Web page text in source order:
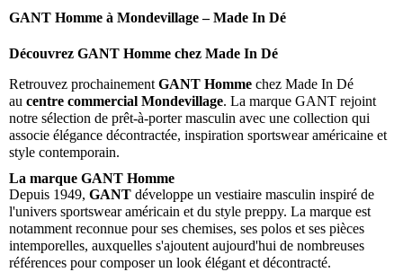
GANT Homme à Mondevillage – Made In Dé
Découvrez GANT Homme chez Made In Dé
Retrouvez prochainement GANT Homme chez Made In Dé
au centre commercial Mondevillage. La marque GANT rejoint
notre sélection de prêt-à-porter masculin avec une collection qui
associe élégance décontractée, inspiration sportswear américaine et
style contemporain.
La marque GANT Homme
Depuis 1949, GANT développe un vestiaire masculin inspiré de
l'univers sportswear américain et du style preppy. La marque est
notamment reconnue pour ses chemises, ses polos et ses pièces
intemporelles, auxquelles s'ajoutent aujourd'hui de nombreuses
références pour composer un look élégant et décontracté.